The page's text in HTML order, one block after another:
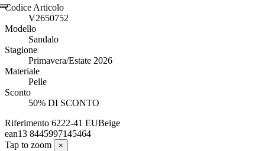
Codice Articolo
V2650752
Modello
Sandalo
Stagione
Primavera/Estate 2026
Materiale
Pelle
Sconto
50% DI SCONTO
Riferimento 6222-41 EUBeige
ean13 8445997145464
Tap to zoom
×